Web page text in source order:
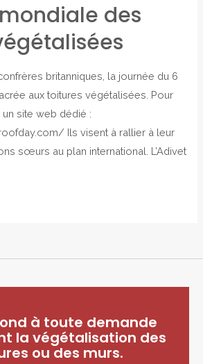
des
britanniques, la journée du 6
aux toitures végétalisées. Pour
site web dédié :
Ils visent à rallier à leur
sœurs au plan international. L’Adivet
à toute demande
la végétalisation des
ou des murs.